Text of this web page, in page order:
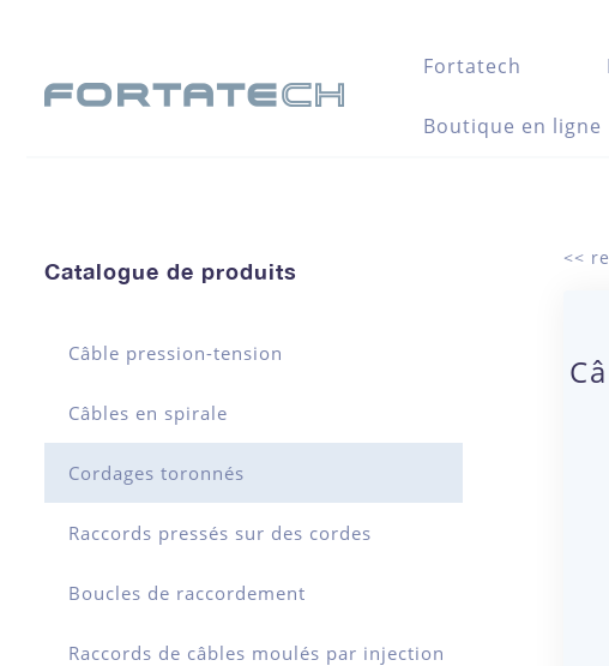
Fortatech
Boutique en ligne
Catalogue de produits
Câble pression-tension
Câbles en spirale
Cordages toronnés
Raccords pressés sur des cordes
Boucles de raccordement
Raccords de câbles moulés par injection
<<